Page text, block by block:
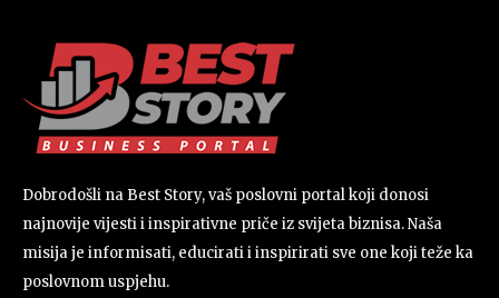
Dobrodošli na Best Story, vaš poslovni portal koji donosi
najnovije vijesti i inspirativne priče iz svijeta biznisa. Naša
misija je informisati, educirati i inspirirati sve one koji teže ka
poslovnom uspjehu.